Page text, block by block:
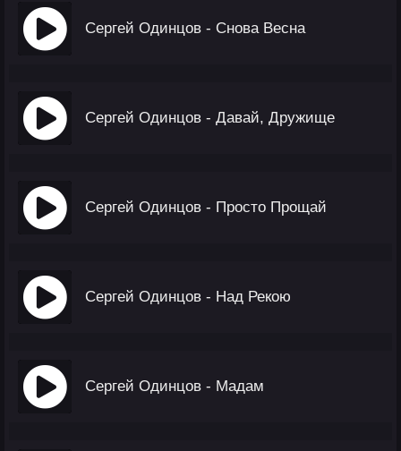
Сергей Одинцов - Снова Весна
Сергей Одинцов - Давай, Дружище
Сергей Одинцов - Просто Прощай
Сергей Одинцов - Над Рекою
Сергей Одинцов - Мадам